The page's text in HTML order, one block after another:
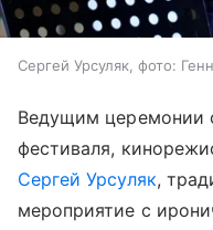
Сергей Урсуляк, фото:
Ведущим церемонии
фестиваля,
Сергей Урсуляк,
мероприятие с